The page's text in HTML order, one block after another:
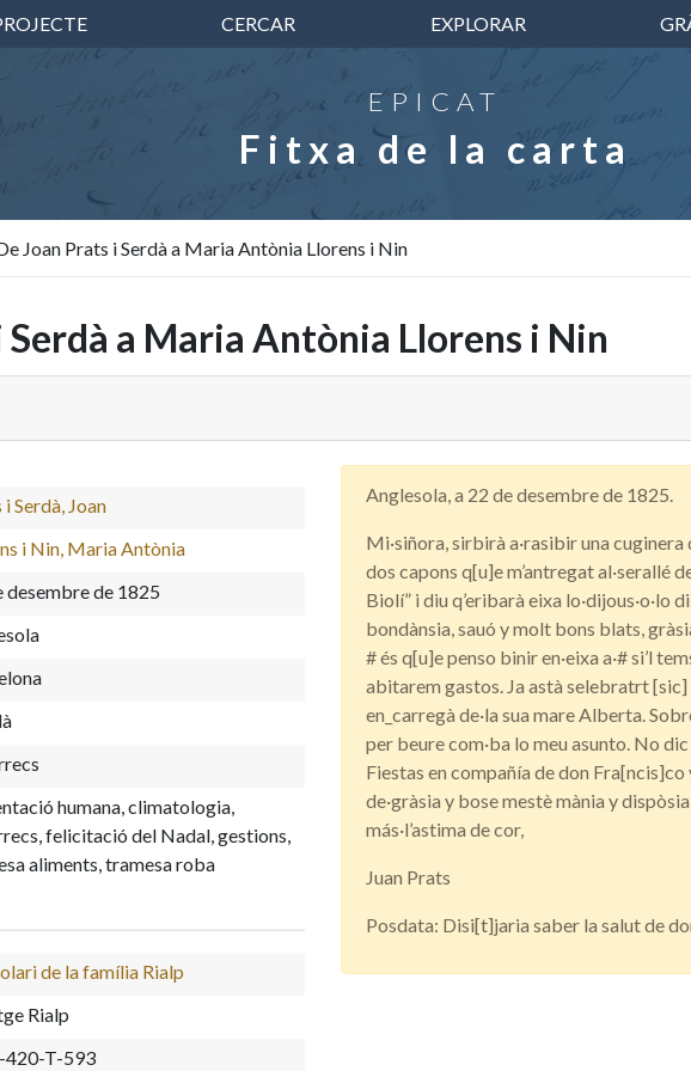
CERCAR EXPLORAR
EPICAT
Fitxa de la carta
Joan Prats i Serdà a Maria Antònia Llorens i Nin
Serdà a Maria Antònia Llorens i Nin
Serdà, Joan
i Nin, Maria Antònia
desembre de 1825
humana, climatologia,
felicitació del Nadal, gestions,
aliments, tramesa roba
de la família Rialp
Rialp
420-T-593
Anglesola, a 22 de desembre de 1825.
Mi·siñora, sirbirà a·rasibir una
dos capons q[u]e m’antregat al·serallé
Biolí” i diu q’eribarà eixa lo·dijous·o·lo
bondànsia, sauó y molt bons blats,
# és q[u]e penso binir en·eixa a·# si’l
abitarem gastos. Ja astà selebratrt [sic]
en_carregà de·la sua mare Alberta.
per beure com·ba lo meu asunto. No
Fiestas en compañía de don Fra[ncis]co
de·gràsia y bose mestè mània y
más·l’astima de cor,
Juan Prats
Posdata: Disi[t]jaria saber la salut de